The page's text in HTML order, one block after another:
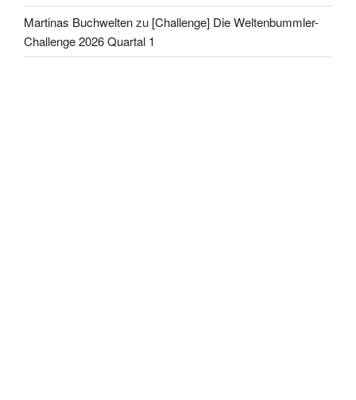
Martinas Buchweltenzu [Challenge] Die Weltenbummler-
Challenge 2026 Quartal 1